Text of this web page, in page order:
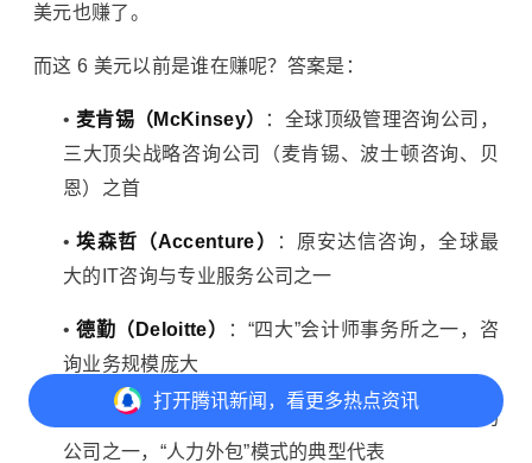
美元也赚了。
而这 6 美元以前是谁在赚呢？答案是：
• 麦肯锡（McKinsey）
：全球顶级管理咨询公司，
三大顶尖战略咨询公司（麦肯锡、波士顿咨询、贝
恩）之首
•埃森哲（Accenture）
：原安达信咨询，全球最
大的IT咨询与专业服务公司之一
•德勤（Deloitte）
：“四大”会计师事务所之一，咨
询业务规模庞大
印孚瑟斯（Infosys）
：印度最大的IT外包与咨询
公司之一，“人力外包”模式的典型代表
打开腾讯新闻，看更多热点资讯